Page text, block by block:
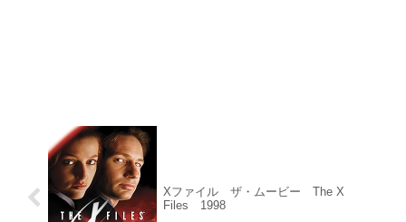
Xファイル ザ・ムービー The X
Files 1998